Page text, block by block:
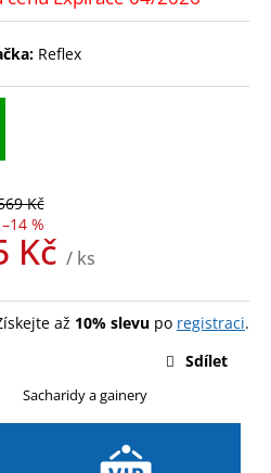
Reflex
Kč
–14 %
Kč / ks
cena:
až 10% slevu po registraci.
Sacharidy a gainery
Sdílet